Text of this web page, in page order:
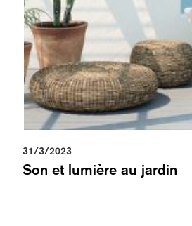
31/3/2023
Son et lumière au jardin